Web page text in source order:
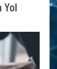
Yol